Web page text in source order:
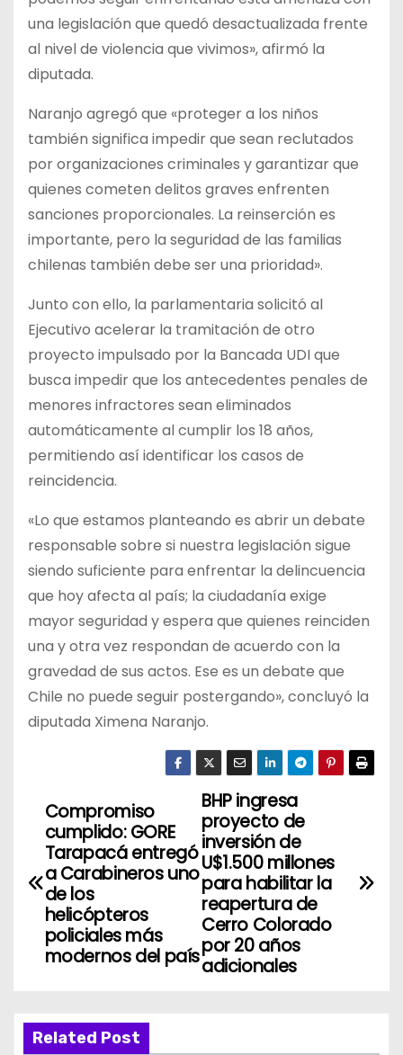
una legislación que quedó desactualizada frente
al nivel de violencia que vivimos», afirmó la
diputada.
Naranjo agregó que «proteger a los niños
también significa impedir que sean reclutados
por organizaciones criminales y garantizar que
quienes cometen delitos graves enfrenten
sanciones proporcionales. La reinserción es
importante, pero la seguridad de las familias
chilenas también debe ser una prioridad».
Junto con ello, la parlamentaria solicitó al
Ejecutivo acelerar la tramitación de otro
proyecto impulsado por la Bancada UDI que
busca impedir que los antecedentes penales de
menores infractores sean eliminados
automáticamente al cumplir los 18 años,
permitiendo así identificar los casos de
reincidencia.
«Lo que estamos planteando es abrir un debate
responsable sobre si nuestra legislación sigue
siendo suficiente para enfrentar la delincuencia
que hoy afecta al país; la ciudadanía exige
mayor seguridad y espera que quienes reinciden
una y otra vez respondan de acuerdo con la
gravedad de sus actos. Ese es un debate que
Chile no puede seguir postergando», concluyó la
diputada Ximena Naranjo.
N
v
c
BHP ingresa
proyecto de
inversión de
U$1.500 millones
para habilitar la
reapertura de
Cerro Colorado
por 20 años
adicionales
Compromiso
cumplido: GORE
Tarapacá entregó
a Carabineros uno
de los
helicópteros
policiales más
modernos del país
Related Post